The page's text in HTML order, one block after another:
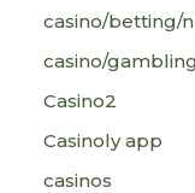
casino/betting/
casino/
Casino2
Casinoly app
casinos